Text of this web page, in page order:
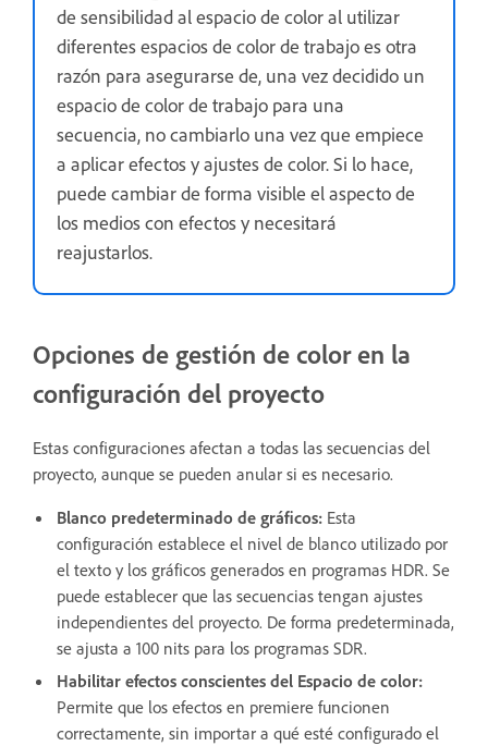
de sensibilidad al espacio de color al utilizar
diferentes espacios de color de trabajo es otra
razón para asegurarse de, una vez decidido un
espacio de color de trabajo para una
secuencia, no cambiarlo una vez que empiece
a aplicar efectos y ajustes de color. Si lo hace,
puede cambiar de forma visible el aspecto de
los medios con efectos y necesitará
reajustarlos.
Opciones de gestión de color en la
configuración del proyecto
Estas configuraciones afectan a todas las secuencias del
proyecto, aunque se pueden anular si es necesario.
Blanco predeterminado de gráficos: Esta
configuración establece el nivel de blanco utilizado por
el texto y los gráficos generados en programas HDR. Se
puede establecer que las secuencias tengan ajustes
independientes del proyecto. De forma predeterminada,
se ajusta a 100 nits para los programas SDR.
Habilitar efectos conscientes del Espacio de color:
Permite que los efectos en premiere funcionen
correctamente, sin importar a qué esté configurado el